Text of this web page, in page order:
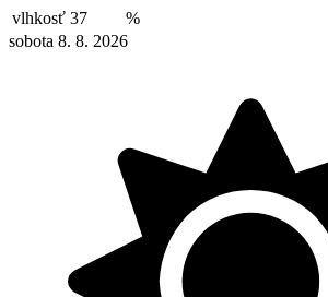
vlhkosť 37
%
sobota 8. 8. 2026